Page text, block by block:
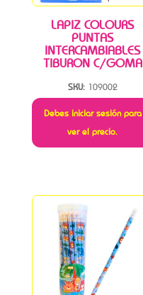
LAPIZ COLOURS
PUNTAS
INTERCAMBIABLES
TIBURON C/GOMA
SKU: 109002
Debes iniciar sesión para
ver el precio.